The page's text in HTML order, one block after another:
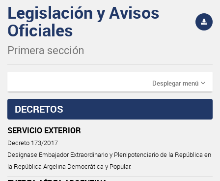
Legislación y Avisos
Oficiales
Primera sección
Desplegar menú
DECRETOS
SERVICIO EXTERIOR
Decreto 173/2017
Desígnase Embajador Extraordinario y Plenipotenciario de la República en
la República Argelina Democrática y Popular.